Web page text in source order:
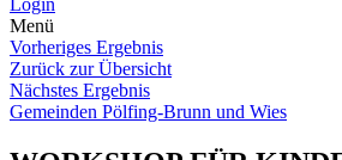
Login
Menü
Vorheriges Ergebnis
Zurück zur Übersicht
Nächstes Ergebnis
Gemeinden Pölfing-Brunn und Wies